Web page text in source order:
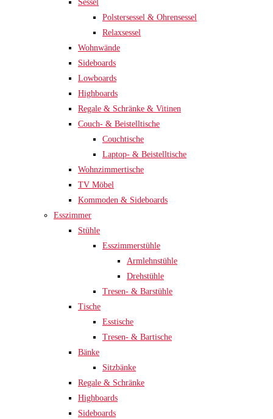
Sessel
Polstersessel & Ohrensessel
Relaxsessel
Wohnwände
Sideboards
Lowboards
Highboards
Regale & Schränke & Vitinen
Couch- & Beistelltische
Couchtische
Laptop- & Beistelltische
Wohnzimmertische
TV Möbel
Kommoden & Sideboards
Esszimmer
Stühle
Esszimmerstühle
Armlehnstühle
Drehstühle
Tresen- & Barstühle
Tische
Esstische
Tresen- & Bartische
Bänke
Sitzbänke
Regale & Schränke
Highboards
Sideboards